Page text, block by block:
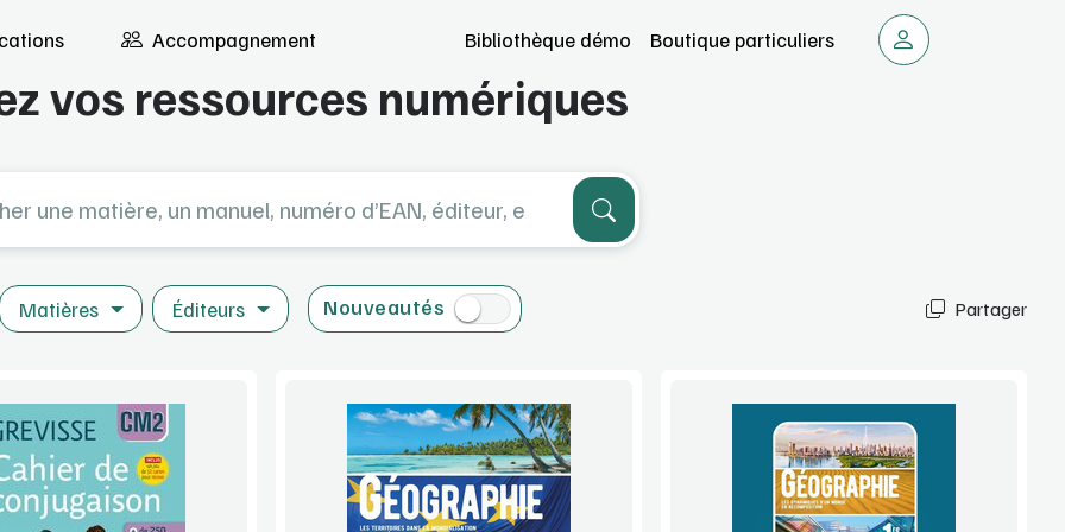
Accompagnement Bibliothèque démo Boutique particuliers
Bibliothèque de démo
vos ressources numériques
Matières Éditeurs Nouveautés Partager